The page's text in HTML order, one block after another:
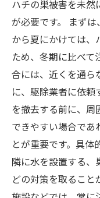
ハチの巣被害を未然
が必要です。 まず
から夏にかけては、
ため、冬期に比べて
合には、近くを通ら
に、駆除業者に依頼
を撤去する前に、
できやすい場合であ
とが重要です。具
隣に水を設置する、
どの対策を取るこ